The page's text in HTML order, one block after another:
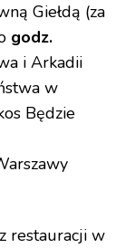
Giełdą (za
godz.
i Arkadii
w
Będzie
restauracji w